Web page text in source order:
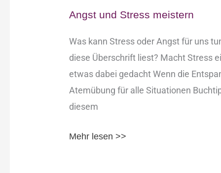
Angst und Stress meistern
Was kann Stress oder Angst für uns
diese Überschrift liest? Macht Stress
etwas dabei gedacht Wenn die
Atemübung für alle Situationen
diesem
Mehr lesen >>